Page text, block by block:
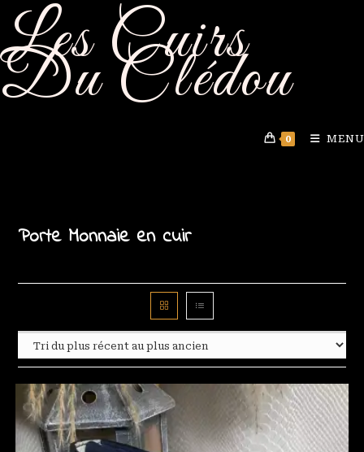
Skip
content
Les Cuirs
Du Clédou
0 MENU
Porte Monnaie en cuir